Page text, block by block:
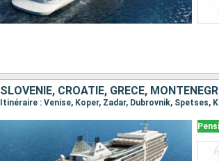
SLOVÉNIE, CROATIE, GRÈCE,